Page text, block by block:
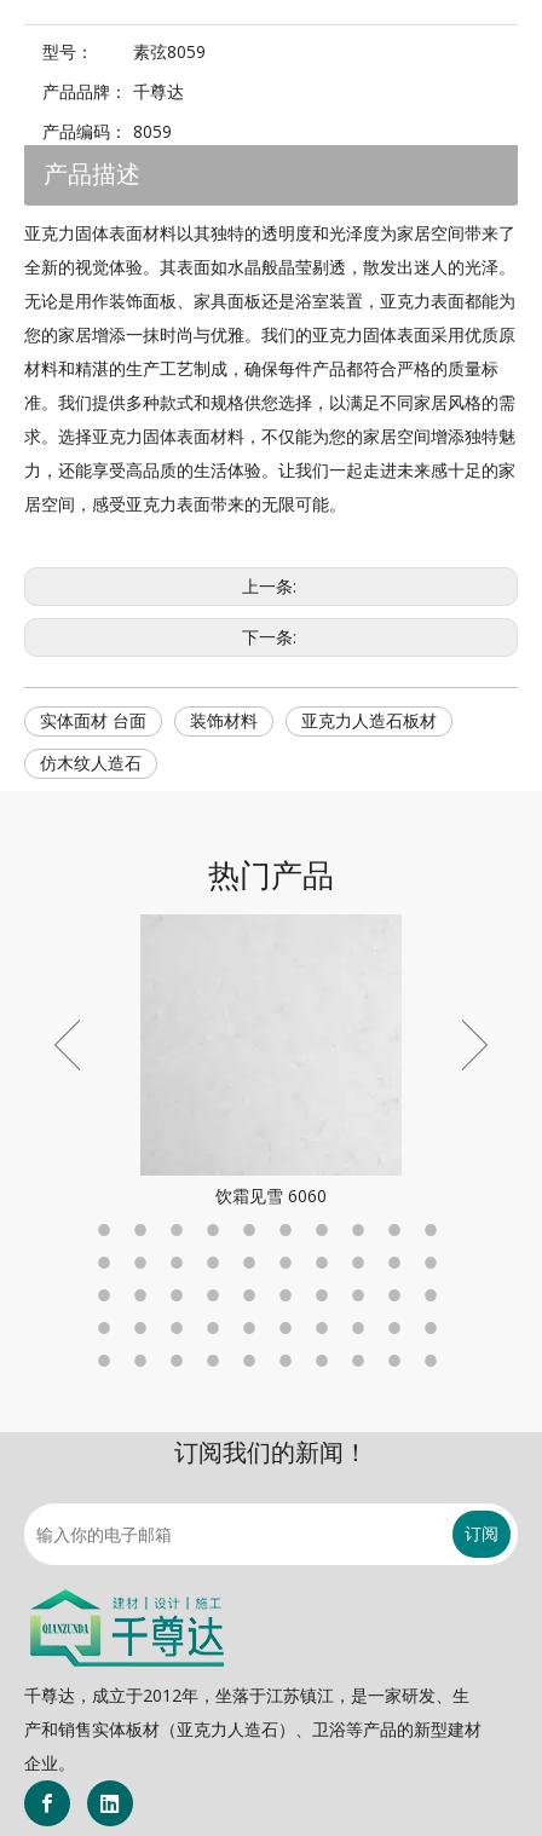
型号：
素弦8059
产品品牌： 千尊达
产品编码： 8059
产品描述
亚克力固体表面材料以其独特的透明度和光泽度为家居空间带来了
全新的视觉体验。其表面如水晶般晶莹剔透，散发出迷人的光泽。
无论是用作装饰面板、家具面板还是浴室装置，亚克力表面都能为
您的家居增添一抹时尚与优雅。我们的亚克力固体表面采用优质原
材料和精湛的生产工艺制成，确保每件产品都符合严格的质量标
准。我们提供多种款式和规格供您选择，以满足不同家居风格的需
求。选择亚克力固体表面材料，不仅能为您的家居空间增添独特魅
力，还能享受高品质的生活体验。让我们一起走进未来感十足的家
居空间，感受亚克力表面带来的无限可能。
上一条:
下一条:
实体面材 台面 装饰材料
亚克力人造石板材
仿木纹人造石
热门产品
饮霜见雪 6060
订阅我们的新闻！
订阅
千尊达，成立于2012年，坐落于江苏镇江，是一家研发、生
产和销售实体板材（亚克力人造石）、卫浴等产品的新型建材
企业。